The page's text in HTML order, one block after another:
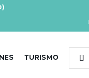
TURISMO